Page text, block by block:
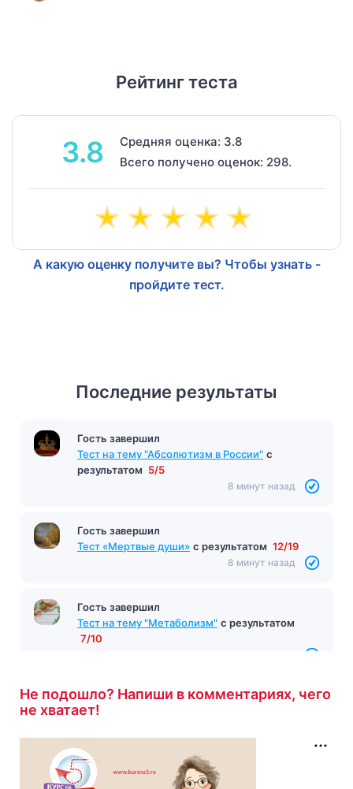
Рейтинг теста
3.8
Средняя оценка: 3.8
Всего получено оценок: 298.
А какую оценку получите вы? Чтобы узнать -
пройдите тест.
Последние результаты
Гость завершил
Тест на тему "Абсолютизм в России" с
результатом 5/5
8 минут назад
Гость завершил
Тест «Мертвые души» с результатом 12/19
8 минут назад
Гость завершил
Тест на тему "Метаболизм" с результатом
7/10
Не подошло? Напиши в комментариях, чего
не хватает!